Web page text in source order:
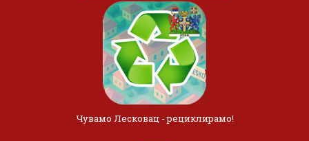
Чувамо Лесковац - рециклирамо!